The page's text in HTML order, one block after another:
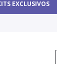
EXCLUSIVOS